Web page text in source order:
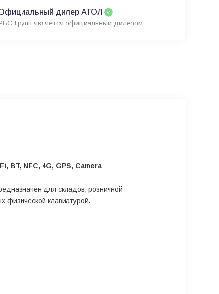
дилер АТОЛ
Групп является официальным дилером
BT, NFC, 4G, GPS, Camera
для складов, розничной
физической клавиатурой.